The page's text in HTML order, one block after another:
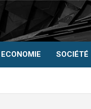
ECONOMIE SOCIÉTÉ